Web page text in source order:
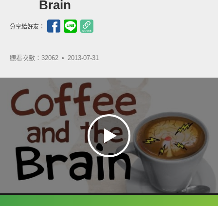
Brain
分享給好友：
觀看次數：32062 • 2013-07-31